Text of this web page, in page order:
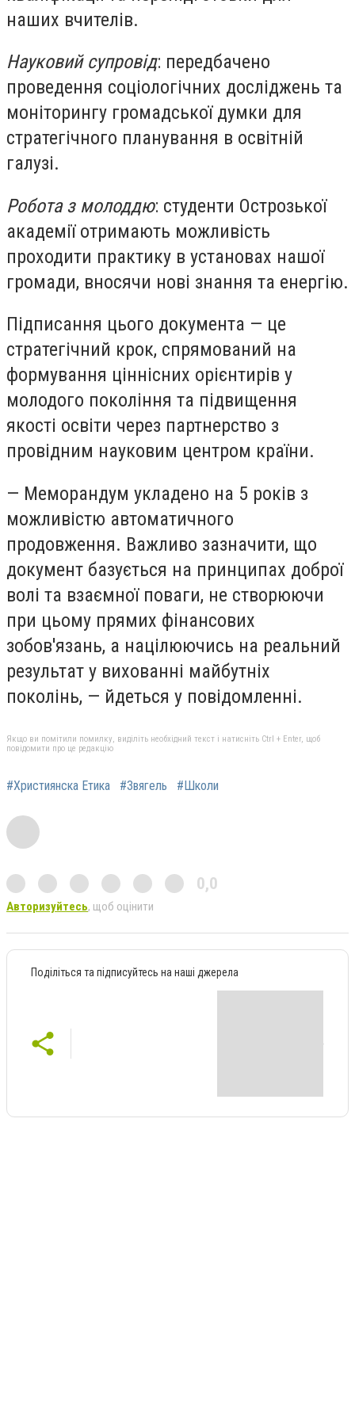
наших вчителів.
Науковий супровід: передбачено
проведення соціологічних досліджень та
моніторингу громадської думки для
стратегічного планування в освітній
галузі.
Робота з молоддю: студенти Острозької
академії отримають можливість
проходити практику в установах нашої
громади, вносячи нові знання та енергію.
Підписання цього документа — це
стратегічний крок, спрямований на
формування ціннісних орієнтирів у
молодого покоління та підвищення
якості освіти через партнерство з
провідним науковим центром країни.
— Меморандум укладено на 5 років з
можливістю автоматичного
продовження. Важливо зазначити, що
документ базується на принципах доброї
волі та взаємної поваги, не створюючи
при цьому прямих фінансових
зобов'язань, а націлюючись на реальний
результат у вихованні майбутніх
поколінь, — йдеться у повідомленні.
Якщо ви помітили помилку, виділіть необхідний текст і натисніть Ctrl + Enter, щоб
повідомити про це редакцію
#Християнска Етика #Звягель #Школи
0,0
Авторизуйтесь, щоб оцінити
Поділіться та підписуйтесь на наші джерела